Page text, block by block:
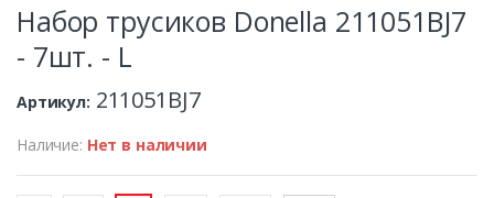
Набор трусиков Donella 211051BJ7
- 7шт. - L
Артикул: 211051BJ7
Наличие: Нет в наличии